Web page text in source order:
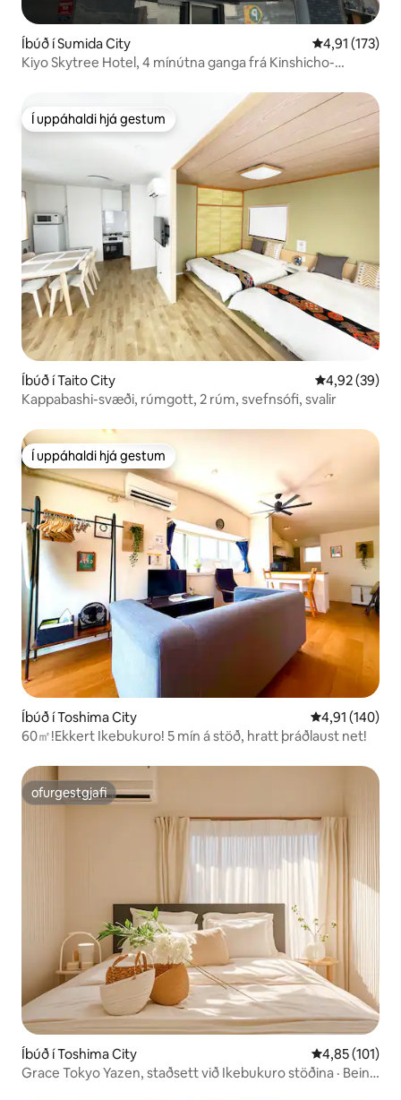
Íbúð í Sumida City 4,91 af 5 í
4,91 (173)
Kiyo Skytree Hotel, 4 mínútna ganga frá Kinshicho-
flugvöllinn/Tókýó/Shibuya/Disney, 3...
Í uppáhaldi hjá gestum
Í uppáhaldi hjá gestum
Íbúð í Taito City 4,92 af 5 í
4,92 (39)
Kappabashi-svæði, rúmgott, 2 rúm, svefnsófi, svalir
Í uppáhaldi hjá gestum
Í uppáhaldi hjá gestum
Íbúð í Toshima City 4,91 af 5 í
4,91 (140)
60㎡!Ekkert Ikebukuro! 5 mín á stöð, hratt þráðlaust net!
ofurgestgjafi
ofurgestgjafi
Íbúð í Toshima City 4,85 af 5 í
4,85 (101)
Grace Tokyo Yazen, staðsett við Ikebukuro stöðina · Beinn